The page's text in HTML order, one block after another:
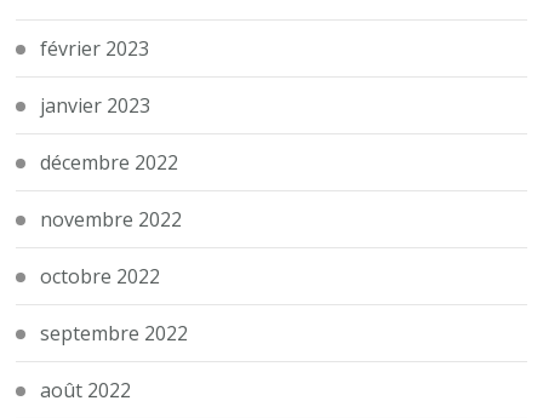
février 2023
janvier 2023
décembre 2022
novembre 2022
octobre 2022
septembre 2022
août 2022